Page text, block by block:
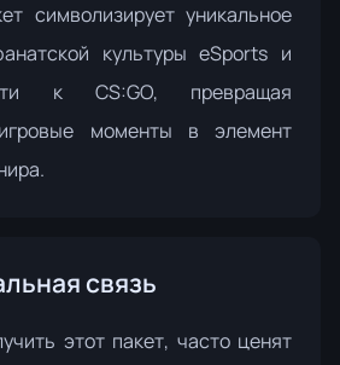
символизирует уникальное
культуры eSports и
к CS:GO, превращая
моменты в элемент
связь
этот пакет, часто ценят